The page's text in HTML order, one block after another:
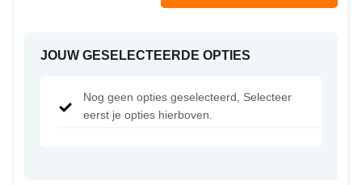
JOUW GESELECTEERDE OPTIES
Nog geen opties geselecteerd, Selecteer
eerst je opties hierboven.